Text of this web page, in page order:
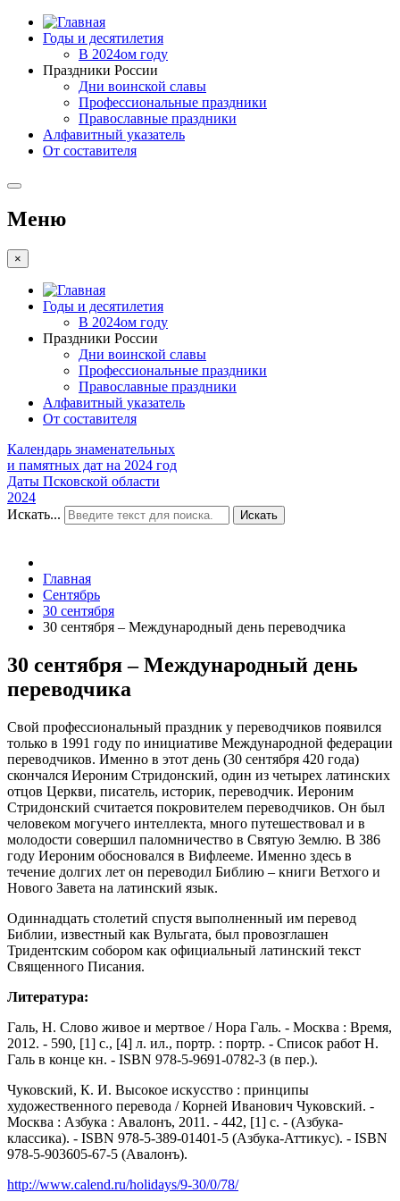
Годы и десятилетия
В 2024ом году
Праздники России
Дни воинской славы
Профессиональные праздники
Православные праздники
Алфавитный указатель
От составителя
Меню
×
Годы и десятилетия
В 2024ом году
Праздники России
Дни воинской славы
Профессиональные праздники
Православные праздники
Алфавитный указатель
От составителя
Календарь знаменательных
и памятных дат на 2024 год
Даты Псковской области
2024
Искать...
Искать
Главная
Сентябрь
30 сентября
30 сентября – Международный день переводчика
30 сентября – Международный день
переводчика
Свой профессиональный праздник у переводчиков появился
только в 1991 году по инициативе Международной федерации
переводчиков. Именно в этот день (30 сентября 420 года)
скончался Иероним Стридонский, один из четырех латинских
отцов Церкви, писатель, историк, переводчик. Иероним
Стридонский считается покровителем переводчиков. Он был
человеком могучего интеллекта, много путешествовал и в
молодости совершил паломничество в Святую Землю. В 386
году Иероним обосновался в Вифлееме. Именно здесь в
течение долгих лет он переводил Библию – книги Ветхого и
Нового Завета на латинский язык.
Одиннадцать столетий спустя выполненный им перевод
Библии, известный как Вульгата, был провозглашен
Тридентским собором как официальный латинский текст
Священного Писания.
Литература:
Галь, Н. Слово живое и мертвое / Нора Галь. - Москва : Время,
2012. - 590, [1] с., [4] л. ил., портр. : портр. - Список работ Н.
Галь в конце кн. - ISBN 978-5-9691-0782-3 (в пер.).
Чуковский, К. И. Высокое искусство : принципы
художественного перевода / Корней Иванович Чуковский. -
Москва : Азбука : Авалонъ, 2011. - 442, [1] с. - (Азбука-
классика). - ISBN 978-5-389-01401-5 (Азбука-Аттикус). - ISBN
978-5-903605-67-5 (Авалонъ).
http://www.calend.ru/holidays/9-30/0/78/